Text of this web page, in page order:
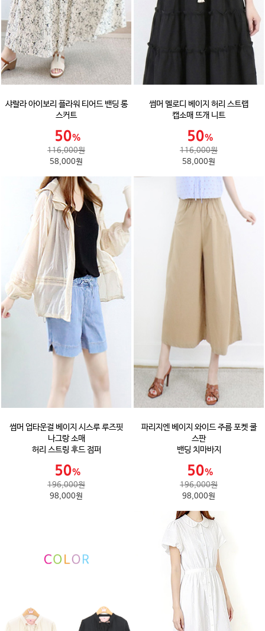
샤랄라 아이보리 플라워 티어드 밴딩 롱
스커트
116,000원
58,000원
썸머 멜로디 베이지 허리 스트랩
캡소매 뜨개 니트
116,000원
58,000원
썸머 업타운걸 베이지 시스루 루즈핏
나그랑 소매
허리 스트링 후드 점퍼
196,000원
98,000원
파리지엔 베이지 와이드 주름 포켓 쿨
스판
밴딩 치마바지
196,000원
98,000원